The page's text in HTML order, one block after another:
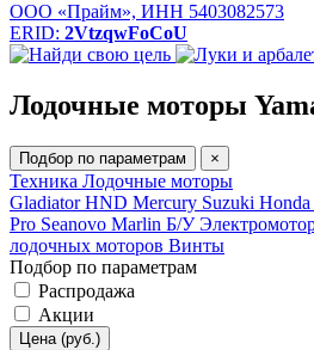
ООО «Прайм», ИНН 5403082573
ERID: 2VtzqwFoCoU
Лодочные моторы
Подбор по параметрам ×
Техника Лодочные моторы
GladiatorHND Mercury Suzuki Honda
Pro Seanovo Marlin Б/У
лодочных моторов Винты
Подбор по параметрам
Распродажа
Акции
Цена (руб.)